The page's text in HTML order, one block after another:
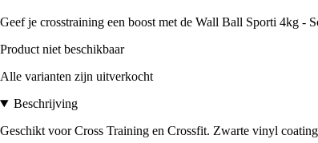
Geef je crosstraining een boost met de Wall Ball Sporti 4kg -
Product niet beschikbaar
Alle varianten zijn uitverkocht
Beschrijving
Geschikt voor Cross Training en Crossfit. Zwarte vinyl